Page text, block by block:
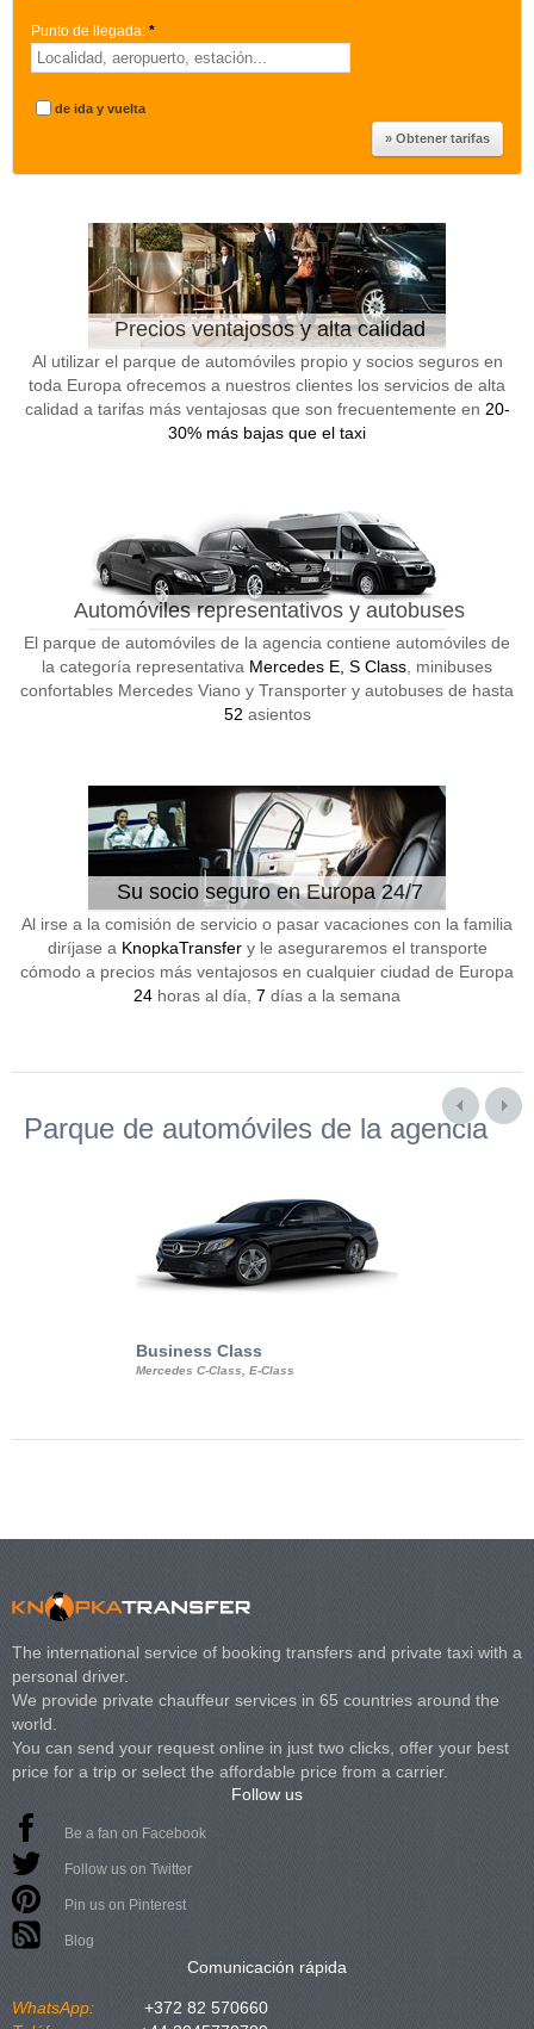
Punto de llegada: *
de ida y vuelta
Precios ventajosos y alta calidad
Al utilizar el parque de automóviles propio y socios seguros en
toda Europa ofrecemos a nuestros clientes los servicios de alta
calidad a tarifas más ventajosas que son frecuentemente en 20-
30% más bajas que el taxi
Automóviles representativos y autobuses
El parque de automóviles de la agencia contiene automóviles de
la categoría representativa Mercedes E, S Class , minibuses
confortables Mercedes Viano y Transporter y autobuses de hasta
52 asientos
Su socio seguro en Europa 24/7
Al irse a la comisión de servicio o pasar vacaciones con la familia
diríjase a KnopkaTransfery le aseguraremos el transporte
cómodo a precios más ventajosos en cualquier ciudad de Europa
24 horas al día, 7 días a la semana
Parque de automóviles de la agencia
Business Class
Mercedes C-Class, E-Class
The international service of booking transfers and private taxi with a
personal driver.
We provide private chauffeur services in 65 countries around the
world.
You can send your request online in just two clicks, offer your best
price for a trip or select the affordable price from a carrier.
Follow us
Be a fan on Facebook
Follow us on Twitter
Pin us on Pinterest
Blog
Comunicación rápida
WhatsApp:
+372 82 570660